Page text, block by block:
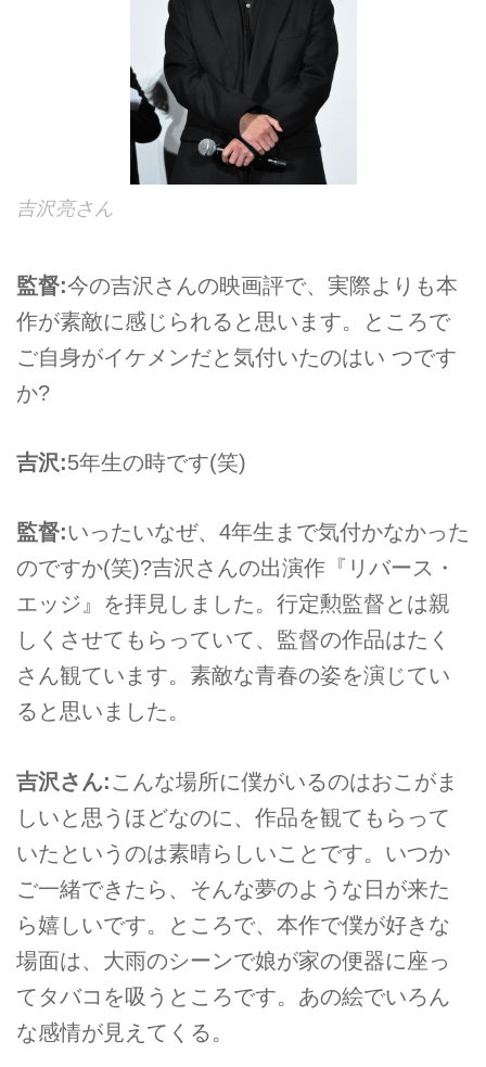
吉沢亮さん
監督:今の吉沢さんの映画評で、実際よりも本
作が素敵に感じられると思います。ところで
ご自身がイケメンだと気付いたのはい つです
か?
吉沢:5年生の時です(笑)
監督:いったいなぜ、4年生まで気付かなかった
のですか(笑)?吉沢さんの出演作『リバース・
エッジ』を拝見しました。行定勲監督とは親
しくさせてもらっていて、監督の作品はたく
さん観ています。素敵な青春の姿を演じてい
ると思いました。
吉沢さん:こんな場所に僕がいるのはおこがま
しいと思うほどなのに、作品を観てもらって
いたというのは素晴らしいことです。いつか
ご一緒できたら、そんな夢のような日が来た
ら嬉しいです。ところで、本作で僕が好きな
場面は、大雨のシーンで娘が家の便器に座っ
てタバコを吸うところです。あの絵でいろん
な感情が見えてくる。